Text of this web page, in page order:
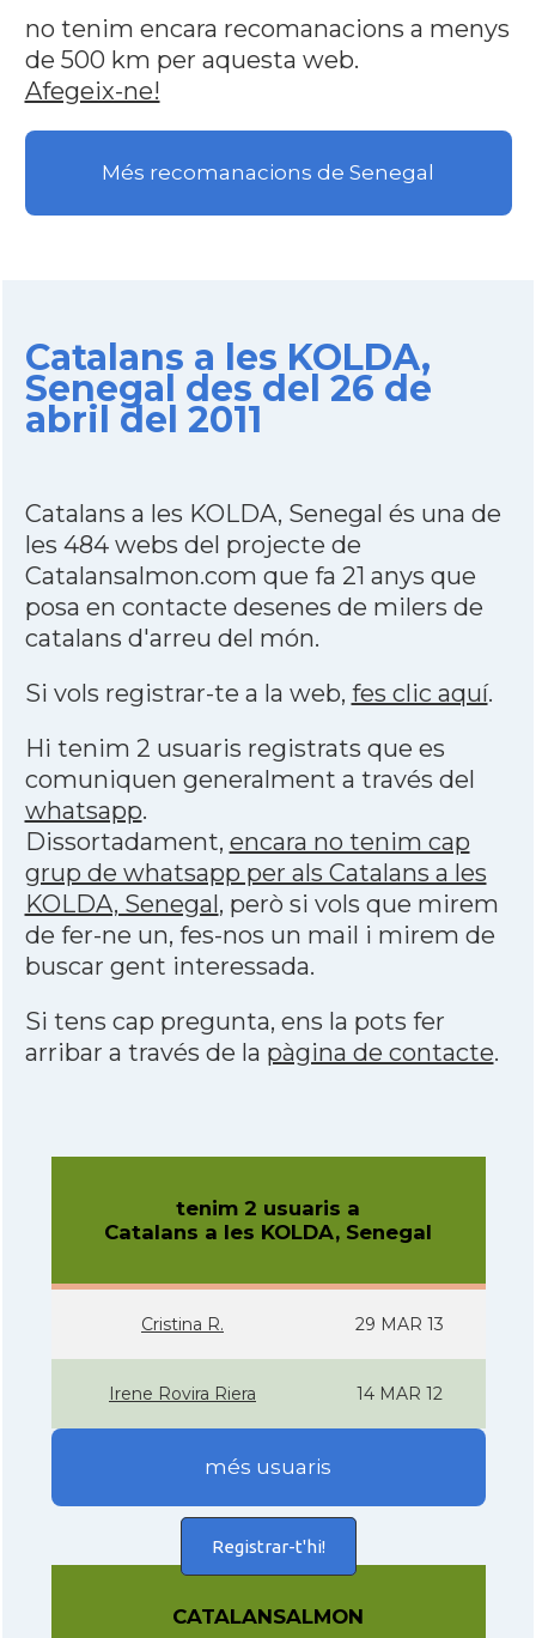
no tenim encara recomanacions a menys
de 500 km per aquesta web.
Afegeix-ne!
Més recomanacions de Senegal
Catalans a les KOLDA,
Senegal des del 26 de
abril del 2011
Catalans a les KOLDA, Senegal és una de
les 484 webs del projecte de
Catalansalmon.com que fa 21 anys que
posa en contacte desenes de milers de
catalans d'arreu del món.
Si vols registrar-te a la web, fes clic aquí.
Hi tenim 2 usuaris registrats que es
comuniquen generalment a través del
whatsapp.
Dissortadament, encara no tenim cap
grup de whatsapp per als Catalans a les
KOLDA, Senegal, però si vols que mirem
de fer-ne un, fes-nos un mail i mirem de
buscar gent interessada.
Si tens cap pregunta, ens la pots fer
arribar a través de la pàgina de contacte.
tenim 2 usuaris a
Catalans a les KOLDA, Senegal
Cristina R. 29 MAR 13
Irene Rovira Riera 14 MAR 12
més usuaris
Registrar-t'hi!
CATALANSALMON